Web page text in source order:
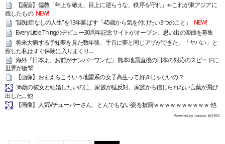
【議論】儒教「年上を敬え、目上に逆らうな、秩序を守れ」←これが東アジアに
残したもの NEW!
“認知症なしの人生”を13年延ばす「45歳から気を付けたい3つのこと」
NEW!
Every Little Thingのデビュー30周年記念サイトがオープン、思い出の楽曲を募集
将来大病する予知夢を見た数年後、手首に夢と同じアザができた。「ヤバい」と
察した私はすぐ保険に入りまくり…
海外「日本よ、お前がナンバーワンだ」 熊本地震直後の日本の対応のスピードに
世界が衝撃
【画像】おまえらこういう地雷系の女子高生って好きじゃないの？
36歳の彼女と結婚したいのに、家族が猛反対。家族から信じられない言葉が飛び
出した… 他
【画像】人気Vチューバーさん、とんでもない姿を披露ｗｗｗｗｗｗｗｗｗｗ 他
Powered by livedoor 相互RSS